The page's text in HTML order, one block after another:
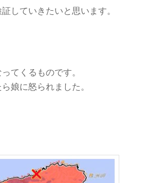
していきたいと思います。
てくるものです。
娘に怒られました。